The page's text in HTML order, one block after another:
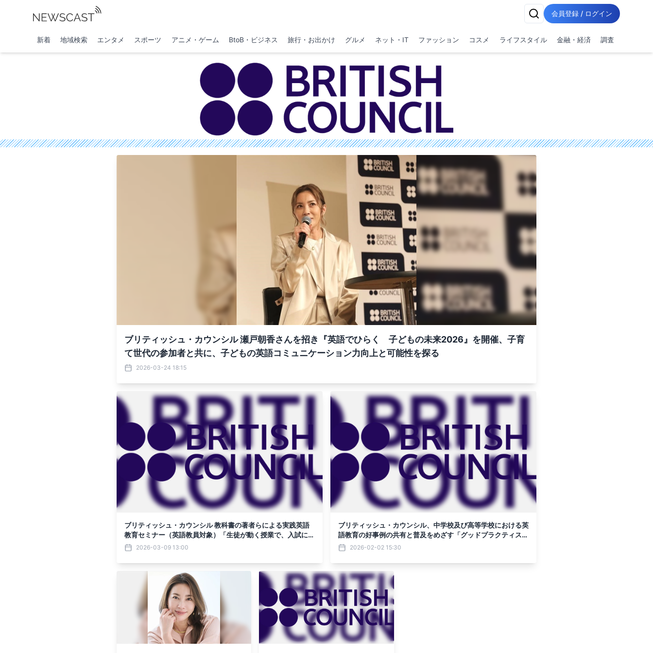
会員登録 / ログイン
新着 地域検索 エンタメ スポーツ アニメ・ゲーム BtoB・ビジネス 旅行・お出かけ グルメ ネット・IT ファッション コスメ ライフスタイル 金融・経済 調査
ブリティッシュ・カウンシル 瀬戸朝香さんを招き『英語でひらく 子どもの未来2026』を開催、子育
て世代の参加者と共に、子どもの英語コミュニケーション力向上と可能性を探る
2026-03-24 18:15
ブリティッシュ・カウンシル 教科書の著者らによる実践英語
教育セミナー（英語教員対象）「生徒が動く授業で、入試に負
けない英語力をつける」を開催
2026-03-09 13:00
ブリティッシュ・カウンシル、中学校及び高等学校における英
語教育の好事例の共有と普及をめざす「グッドプラクティス・
アウォード」（文部科学省後援）募集開始
2026-02-02 15:30